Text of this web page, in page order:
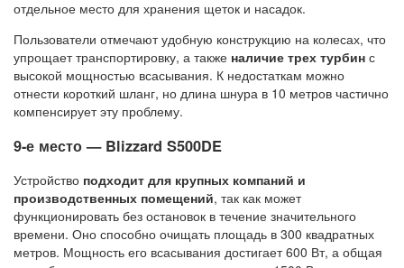
отдельное место для хранения щеток и насадок.
Пользователи отмечают удобную конструкцию на колесах, что
упрощает транспортировку, а также наличие трех турбин с
высокой мощностью всасывания. К недостаткам можно
отнести короткий шланг, но длина шнура в 10 метров частично
компенсирует эту проблему.
9-е место — Blizzard S500DE
Устройство подходит для крупных компаний и
производственных помещений, так как может
функционировать без остановок в течение значительного
времени. Оно способно очищать площадь в 300 квадратных
метров. Мощность его всасывания достигает 600 Вт, а общая